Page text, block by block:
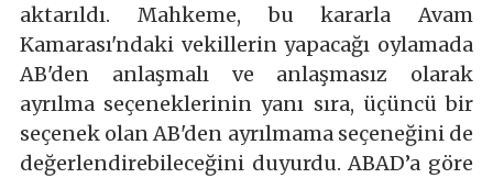
aktarıldı. Mahkeme, bu kararla Avam
Kamarası'ndaki vekillerin yapacağı oylamada
AB'den anlaşmalı ve anlaşmasız olarak
ayrılma seçeneklerinin yanı sıra, üçüncü bir
seçenek olan AB'den ayrılmama seçeneğini de
değerlendirebileceğini duyurdu. ABAD’a göre